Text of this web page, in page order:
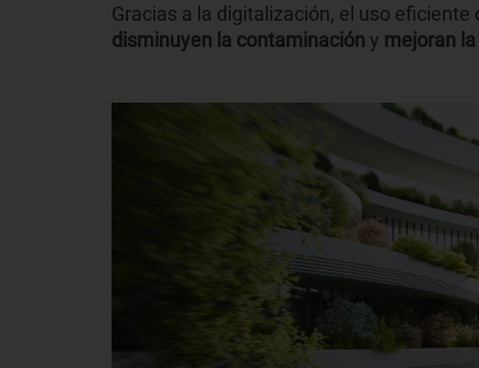
Gracias a la digitalización, el uso
disminuyen la contaminación y mejoran